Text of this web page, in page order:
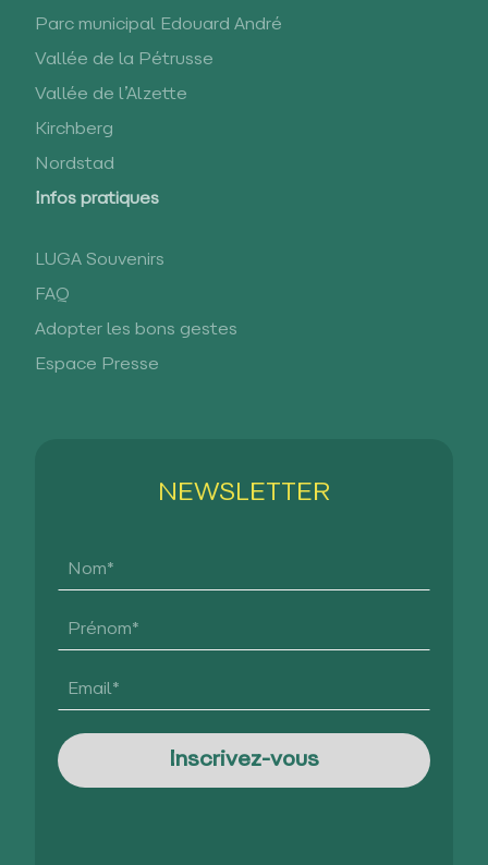
Parc municipal Edouard André
Vallée de la Pétrusse
Vallée de l’Alzette
Kirchberg
Nordstad
Infos pratiques
LUGA Souvenirs
FAQ
Adopter les bons gestes
Espace Presse
NEWSLETTER